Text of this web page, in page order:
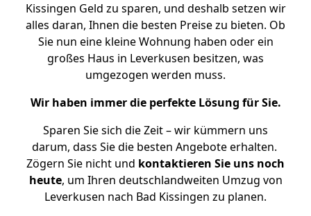
Kissingen Geld zu sparen, und deshalb setzen wir
alles daran, Ihnen die besten Preise zu bieten. Ob
Sie nun eine kleine Wohnung haben oder ein
großes Haus in Leverkusen besitzen, was
umgezogen werden muss.
Wir haben immer die perfekte Lösung für Sie.
Sparen Sie sich die Zeit – wir kümmern uns
darum, dass Sie die besten Angebote erhalten.
Zögern Sie nicht und kontaktieren Sie uns noch
heute, um Ihren deutschlandweiten Umzug von
Leverkusen nach Bad Kissingen zu planen.